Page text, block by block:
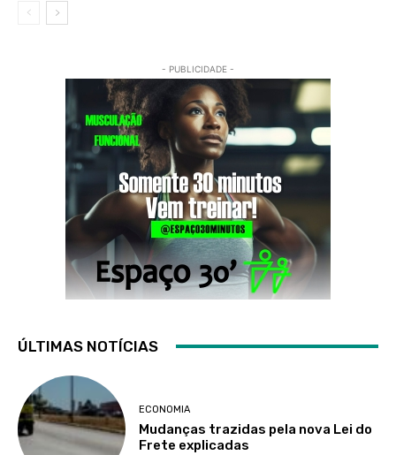
- PUBLICIDADE -
ÚLTIMAS NOTÍCIAS
ECONOMIA
Mudanças trazidas pela nova Lei do
Frete explicadas